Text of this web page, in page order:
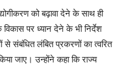
को बढ़ावा देने के साथ ही
पर ध्यान देने के भी निर्देश
से संबंधित लंबित प्रकरणों का त्वरित
जाए। उन्होंने कहा कि राज्य